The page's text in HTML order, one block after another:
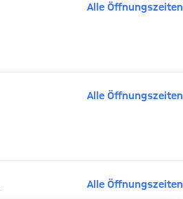
Alle Öffnungszeiten
Alle Öffnungszeiten
Alle Öffnungszeiten